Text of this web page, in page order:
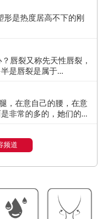
是热度居高不下的刚
唇裂又称先天性唇裂，
是唇裂是属于...
，在意自己的腰，在意
非常的多的，她们的...
频道